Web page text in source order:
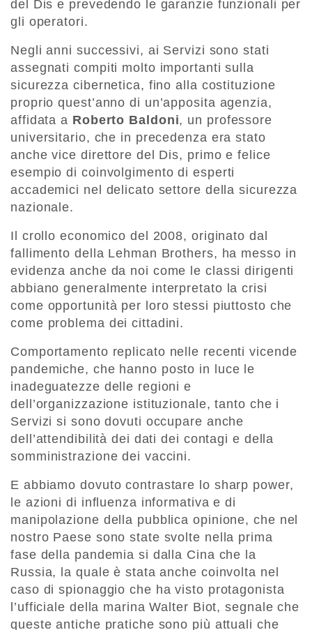
del Dis e prevedendo le garanzie funzionali per
gli operatori.
Negli anni successivi, ai Servizi sono stati
assegnati compiti molto importanti sulla
sicurezza cibernetica, fino alla costituzione
proprio quest’anno di un’apposita agenzia,
affidata a Roberto Baldoni, un professore
universitario, che in precedenza era stato
anche vice direttore del Dis, primo e felice
esempio di coinvolgimento di esperti
accademici nel delicato settore della sicurezza
nazionale.
Il crollo economico del 2008, originato dal
fallimento della Lehman Brothers, ha messo in
evidenza anche da noi come le classi dirigenti
abbiano generalmente interpretato la crisi
come opportunità per loro stessi piuttosto che
come problema dei cittadini.
Comportamento replicato nelle recenti vicende
pandemiche, che hanno posto in luce le
inadeguatezze delle regioni e
dell’organizzazione istituzionale, tanto che i
Servizi si sono dovuti occupare anche
dell’attendibilità dei dati dei contagi e della
somministrazione dei vaccini.
E abbiamo dovuto contrastare lo sharp power,
le azioni di influenza informativa e di
manipolazione della pubblica opinione, che nel
nostro Paese sono state svolte nella prima
fase della pandemia si dalla Cina che la
Russia, la quale è stata anche coinvolta nel
caso di spionaggio che ha visto protagonista
l’ufficiale della marina Walter Biot, segnale che
queste antiche pratiche sono più attuali che